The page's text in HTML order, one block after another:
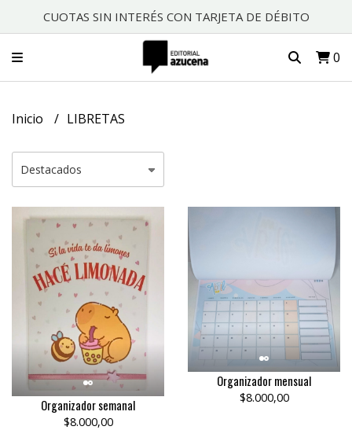
CUOTAS SIN INTERÉS CON TARJETA DE DÉBITO
0
Inicio LIBRETAS
Organizador semanal
$8.000,00
Organizador mensual
$8.000,00